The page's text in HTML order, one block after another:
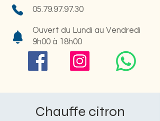
05.79.97.97.30
Ouvert du Lundi au Vendredi
9h00 à 18h00
Chauffe citron